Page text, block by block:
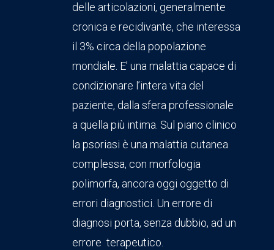
delle articolazioni, generalmente
cronica e recidivante, che interessa
il 3% circa della popolazione
mondiale. E’ una malattia capace di
condizionare l’intera vita del
paziente, dalla sfera professionale
a quella più intima. Sul piano clinico
la psoriasi è una malattia cutanea
complessa, con morfologia
polimorfa, ancora oggi oggetto di
errori diagnostici. Un errore di
diagnosi porta, senza dubbio, ad un
errore terapeutico.